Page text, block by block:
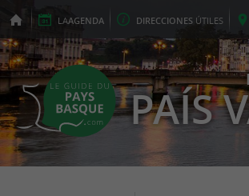
LAAGENDA DIRECCIONES ÚTILES
PAÍS